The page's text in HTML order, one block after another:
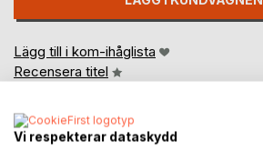
Lägg till i kom-ihåglista
Recensera titel
Vi respekterar dataskydd